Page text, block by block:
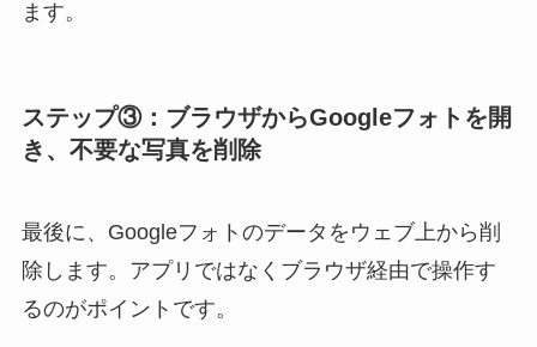
ます。
ステップ③：ブラウザからGoogleフォトを開
き、不要な写真を削除
最後に、Googleフォトのデータをウェブ上から削
除します。アプリではなくブラウザ経由で操作す
るのがポイントです。